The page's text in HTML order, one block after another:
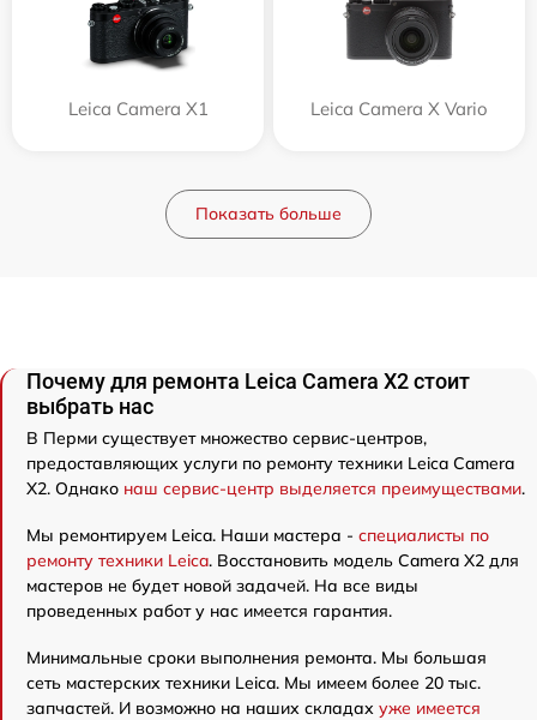
Leica Camera X1 Leica Camera X Vario
Показать больше
Почему для ремонта Leica Camera X2 стоит
выбрать нас
В Перми существует множество сервис-центров,
предоставляющих услуги по ремонту техники Leica Camera
X2. Однако наш сервис-центр выделяется преимуществами.
Мы ремонтируем Leica. Наши мастера - специалисты по
ремонту техники Leica. Восстановить модель Camera X2 для
мастеров не будет новой задачей. На все виды
проведенных работ у нас имеется гарантия.
Минимальные сроки выполнения ремонта. Мы большая
сеть мастерских техники Leica. Мы имеем более 20 тыс.
запчастей. И возможно на наших складах уже имеется